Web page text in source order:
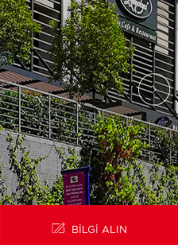
BİLGİ ALIN